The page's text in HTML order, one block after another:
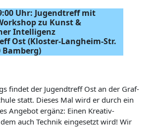
Uhr: Jugendtreff mit
zu Kunst &
Intelligenz
Ost (Kloster-Langheim-Str.
Bamberg)
findet der Jugendtreff Ost an der Graf-
statt. Dieses Mal wird er durch ein
Angebot ergänz: Einen Kreativ-
auch Technik eingesetzt wird! Wir